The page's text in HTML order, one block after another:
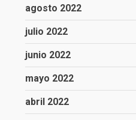
agosto 2022
julio 2022
junio 2022
mayo 2022
abril 2022